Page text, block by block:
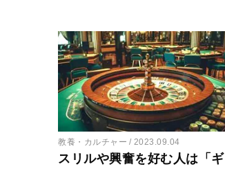
教養・カルチャー 2023.09.04
スリルや興奮を好む人は「ギ